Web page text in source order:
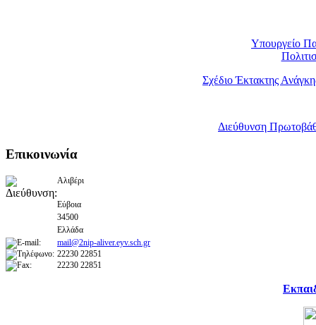
Υπουργείο
Σχέδιο Έκτακτης
Διεύθυνση
Επικοινωνία
Αλιβέρι
Εύβοια
34500
Ελλάδα
mail@2nip-aliver.eyv.sch.gr
22230 22851
22230 22851